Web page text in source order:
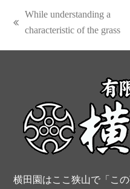
e
b
k
t
e
t
previous
While understanding a
characteristic of the grass
横田園はここ狭山で「こ